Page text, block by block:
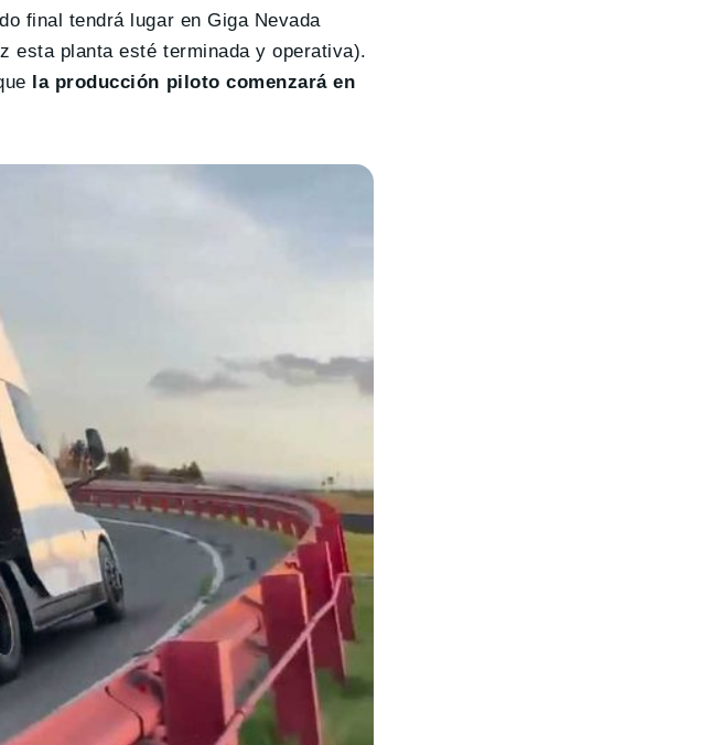
final tendrá lugar en Giga Nevada
esta planta esté terminada y operativa).
la producción piloto comenzará en